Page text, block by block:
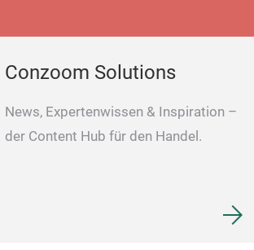
Conzoom Solutions
News, Expertenwissen & Inspiration –
der Content Hub für den Handel.